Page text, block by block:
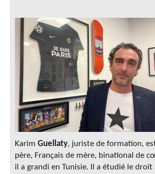
Karim Guellaty, juriste de formation,
père, Français de mère, binational de
il a grandi en Tunisie. Il a étudié le droit